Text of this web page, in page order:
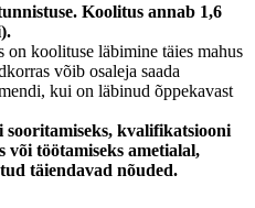
Koolitus annab 1,6
on koolituse läbimine täies mahus
võib osaleja saada
kui on läbinud õppekavast
sooritamiseks, kvalifikatsiooni
või töötamiseks ametialal,
täiendavad nõuded.